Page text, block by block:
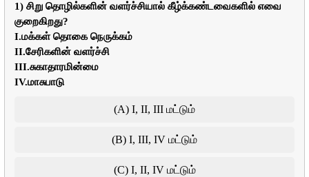
1) சிறு தொழில்களின் வளர்ச்சியால் கீழ்க்கண்டவைகளில் எவை
குறைகிறது?
I.மக்கள் தொகை நெருக்கம்
II.சேரிகளின் வளர்ச்சி
III.சுகாதாரமின்மை
IV.மாசுபாடு
(A) I, II, III மட்டும்
(B) I, III, IV மட்டும்
(C) I, II, IV மட்டும்